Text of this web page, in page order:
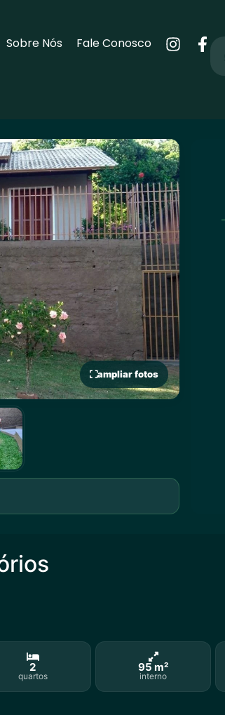
Sobre Nós Fale Conosco
ampliar fotos
2
quartos
95 m²
interno